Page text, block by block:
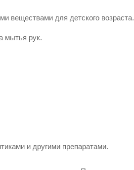
веществами для детского возраста.
мытья рук.
и другими препаратами.